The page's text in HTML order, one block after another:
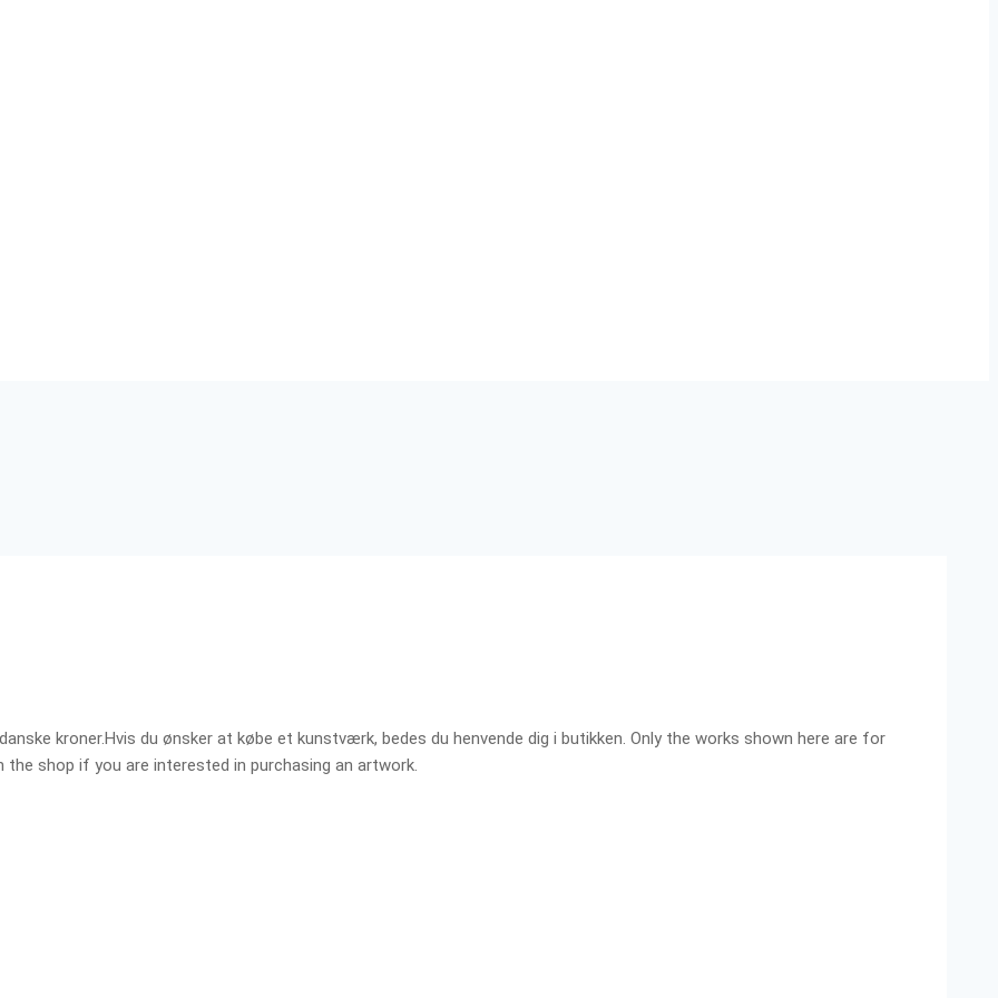
kroner.Hvis du ønsker at købe et kunstværk, bedes du henvende dig i butikken. Only the works shown here are for
the shop if you are interested in purchasing an artwork.